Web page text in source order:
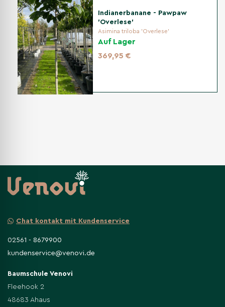
Indianerbanane - Pawpaw
'Overlese'
Asimina triloba 'Overlese'
Auf Lager
369,95 €
Chat kontakt mit Kundenservice
02561 - 8679900
kundenservice@venovi.de
Baumschule Venovi
Fleehook 2
48683 Ahaus